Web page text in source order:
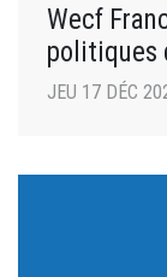
Wecf
politiques
JEU 17 DÉC